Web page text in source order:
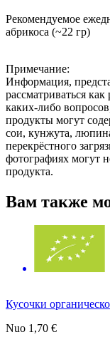
Рекомендуемое
абрикоса (~22 гр)
Примечание:
Информация,
рассматриваться
каких-либо
продукты могут
сои, кунжута,
перекрёстного
фотографиях могут
продукта.
Вам также
Кусочки
Nuo 1,70 €